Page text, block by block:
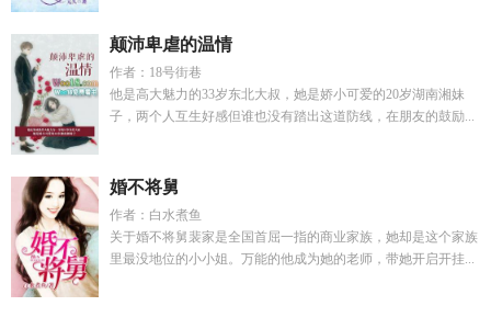
颠沛卑虐的温情
作者：18号街巷
他是高大魅力的33岁东北大叔，她是娇小可爱的20岁湖南湘妹
子，两个人互生好感但谁也没有踏出这道防线，在朋友的鼓励...
婚不将舅
作者：白水煮鱼
关于婚不将舅裴家是全国首屈一指的商业家族，她却是这个家族
里最没地位的小小姐。万能的他成为她的老师，带她开启开挂...